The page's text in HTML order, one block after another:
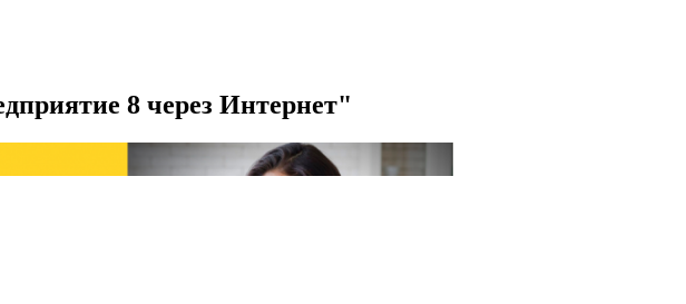
8 через Интернет"